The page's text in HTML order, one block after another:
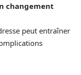
changement
peut entraîner